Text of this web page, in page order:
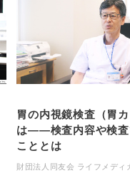
胃の内視鏡検査（胃
は――検査内容や検査
こととは
財団法人同友会 ライフメディ